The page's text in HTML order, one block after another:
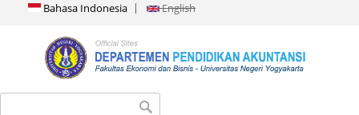
Bahasa Indonesia English
Search form